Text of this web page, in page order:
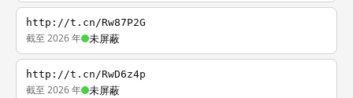
http://t.cn/Rw87P2G
截至 2026 年 未屏蔽
http://t.cn/RwD6z4p
截至 2026 年 未屏蔽